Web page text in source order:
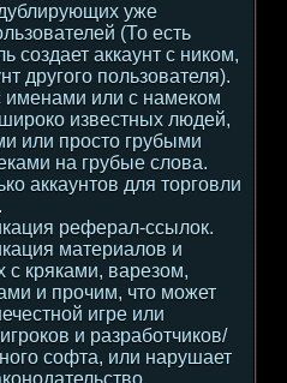
уже
(То есть
создает аккаунт с ником,
другого пользователя).
именами или с намеком
известных людей,
или просто грубыми
на грубые слова.
аккаунтов для торговли
реферал-ссылок.
материалов и
с кряками, варезом,
и прочим, что может
игре или
и разработчиков/
софта, или нарушает